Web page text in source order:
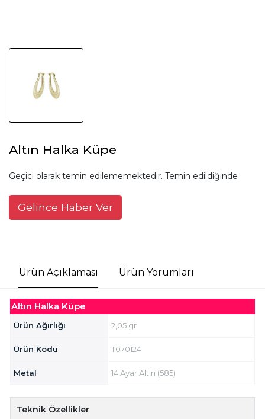
Altın Halka Küpe
Geçici olarak temin edilememektedir. Temin edildiğinde
Gelince Haber Ver
Ürün Açıklaması Ürün Yorumları
Altın Halka Küpe
Ürün Ağırlığı 2,05 gr
Ürün Kodu T070124
Metal 14 Ayar Altın (585)
Teknik Özellikler